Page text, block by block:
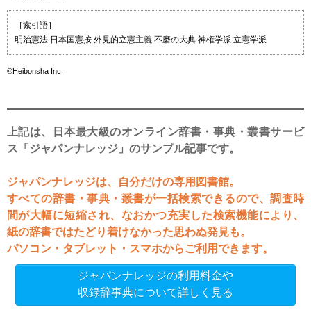
［索引語］
明治憲法 日本国憲按 外見的立憲主義 不磨の大典 神権学派 立憲学派
©Heibonsha Inc.
上記は、日本最大級のオンライン辞書・事典・叢書サービ
ス「ジャパンナレッジ」のサンプル記事です。
ジャパンナレッジは、自分だけの専用図書館。
すべての辞書・事典・叢書が一括検索できるので、調査時
間が大幅に短縮され、なおかつ充実した検索機能により、
紙の辞書ではたどり着けなかった思わぬ発見も。
パソコン・タブレット・スマホからご利用できます。
ジャパンナレッジの利用料金や
収録辞事典について詳しく見る